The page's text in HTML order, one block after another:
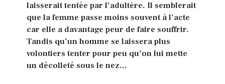
laisserait tentée par l’adultère. Il semblerait
que la femme passe moins souvent à l’acte
car elle a davantage peur de faire souffrir.
Tandis qu’un homme se laissera plus
volontiers tenter pour peu qu’on lui mette
un décolleté sous le nez…